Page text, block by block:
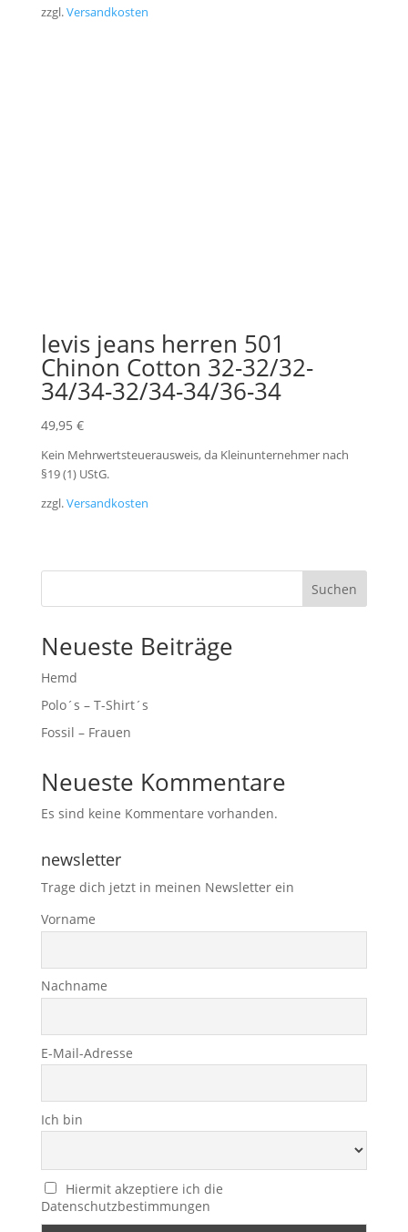
zzgl.Versandkosten
levis jeans herren 501
Chinon Cotton 32-32/32-
34/34-32/34-34/36-34
49,95 €
Kein Mehrwertsteuerausweis, da Kleinunternehmer nach
§19 (1) UStG.
zzgl.Versandkosten
Suchen
Neueste Beiträge
Hemd
Polo´s – T-Shirt´s
Fossil – Frauen
Neueste Kommentare
Es sind keine Kommentare vorhanden.
newsletter
Trage dich jetzt in meinen Newsletter ein
Vorname
Nachname
E-Mail-Adresse
Ich bin
Hiermit akzeptiere ich die
Datenschutzbestimmungen